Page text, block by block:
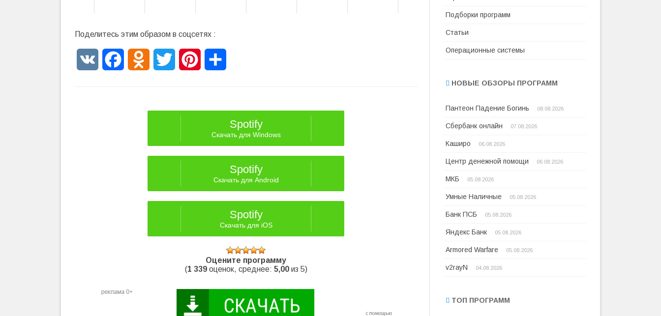
Поделитесь этим образом в соцсетях :
VK FacebookOdnoklassniki
Twitter Pinterest
Spotify
Скачать для Windows
Spotify
Скачать для Android
Spotify
Скачать для iOS
Оцените программу
(1 339оценок, среднее: 5,00из 5)
Подборки программ
Статьи
Операционные системы
НОВЫЕ ОБЗОРЫ ПРОГРАММ
Пантеон Падение Богинь 08.08.2026
Сбербанк онлайн 07.08.2026
Каширо 06.08.2026
Центр денежной помощи 06.08.2026
МКБ 05.08.2026
Умные Наличные 05.08.2026
Банк ПСБ 05.08.2026
Яндекс Банк 05.08.2026
Armored Warfare 05.08.2026
v2rayN 04.08.2026
ТОП ПРОГРАММ